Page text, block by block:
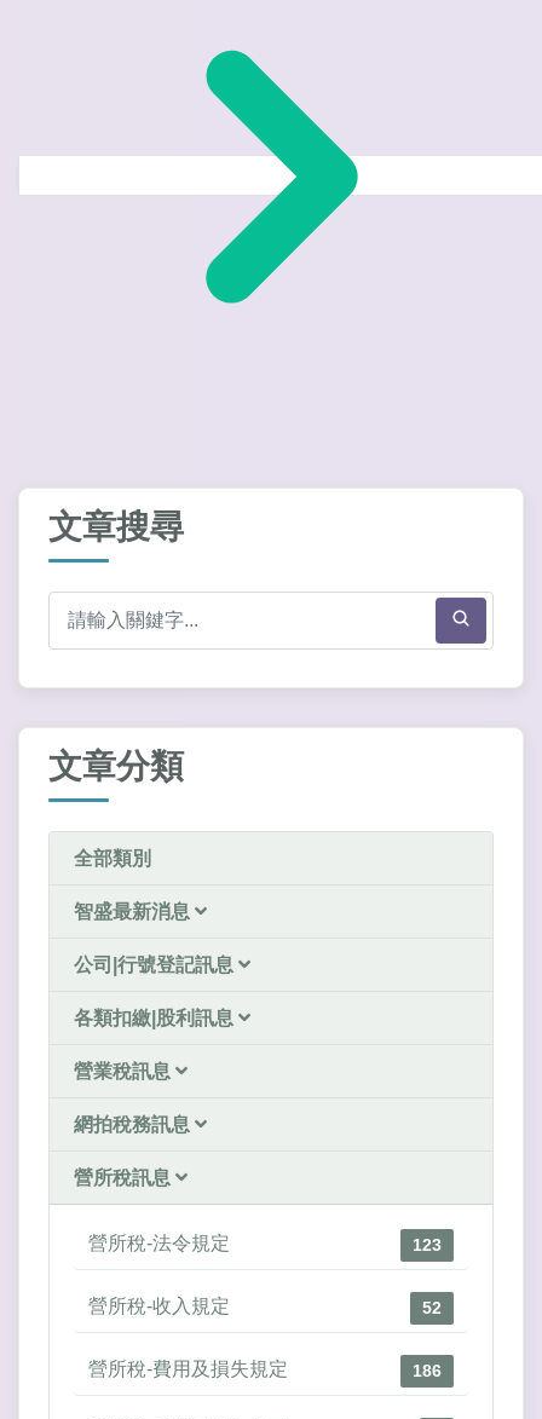
文章搜尋
文章分類
全部類別
智盛最新消息
公司|行號登記訊息
各類扣繳|股利訊息
營業稅訊息
網拍稅務訊息
營所稅訊息
營所稅-法令規定 123
營所稅-收入規定 52
營所稅-費用及損失規定 186